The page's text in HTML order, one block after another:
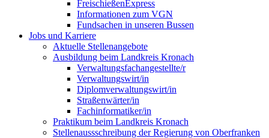
FreischießenExpress
Informationen zum VGN
Fundsachen in unseren Bussen
Jobs und Karriere
Aktuelle Stellenangebote
Ausbildung beim Landkreis Kronach
Verwaltungsfachangestellte/r
Verwaltungswirt/in
Diplomverwaltungswirt/in
Straßenwärter/in
Fachinformatiker/in
Praktikum beim Landkreis Kronach
Stellenaussschreibung der Regierung von Oberfranken